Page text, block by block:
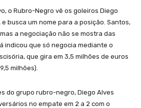
o Rubro-Negro vê os goleiros Diego
busca um nome para a posição. Santos,
a negociação não se mostra das
indicou que só negocia mediante o
que gira em 3,5 milhões de euros
milhões).
do grupo rubro-negro, Diego Alves
no empate em 2 a 2 com o